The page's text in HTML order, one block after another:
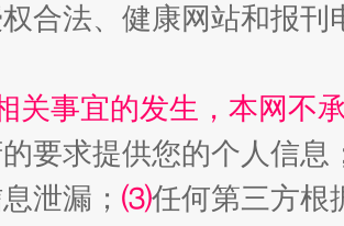
合法、健康网站和报
关事宜的发生，本网不
要求提供您的个人信息
泄漏； ⑶任何第三方根